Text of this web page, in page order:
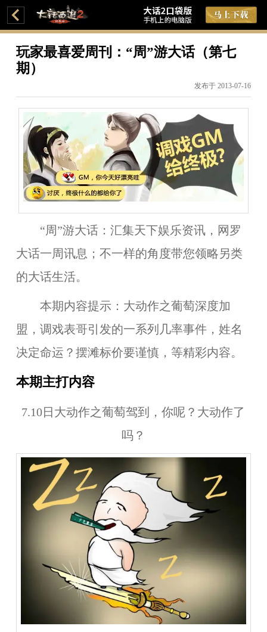
玩家最喜爱周刊：“周”游大话（第七
期）
发布于 2013-07-16
“周”游大话： 汇集天下娱乐资讯，网罗
大话一周讯息；不一样的角度带您领略另类
的大话生活。
本期内容提示： 大动作之葡萄深度加
盟，调戏表哥引发的一系列几率事件，姓名
决定命运？摆滩标价要谨慎，等精彩内容。
本期主打内容
7.10日大动作之葡萄驾到，你呢？大动作了
吗？